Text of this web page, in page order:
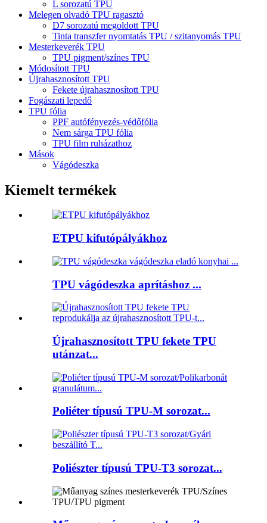
L sorozatú TPU
Melegen olvadó TPU ragasztó
D7 sorozatú megoldott TPU
Tinta transzfer nyomtatás TPU / szitanyomás TPU
Mesterkeverék TPU
TPU pigment/színes TPU
Módosított TPU
Újrahasznosított TPU
Fekete újrahasznosított TPU
Fogászati ​​lepedő
TPU fólia
PPF autófényezés-védőfólia
Nem sárga TPU fólia
TPU film ruházathoz
Mások
Vágódeszka
Kiemelt termékek
ETPU kifutópályákhoz
TPU vágódeszka aprításhoz ...
Újrahasznosított TPU fekete TPU
utánzat...
Poliéter típusú TPU-M sorozat...
Poliészter típusú TPU-T3 sorozat...